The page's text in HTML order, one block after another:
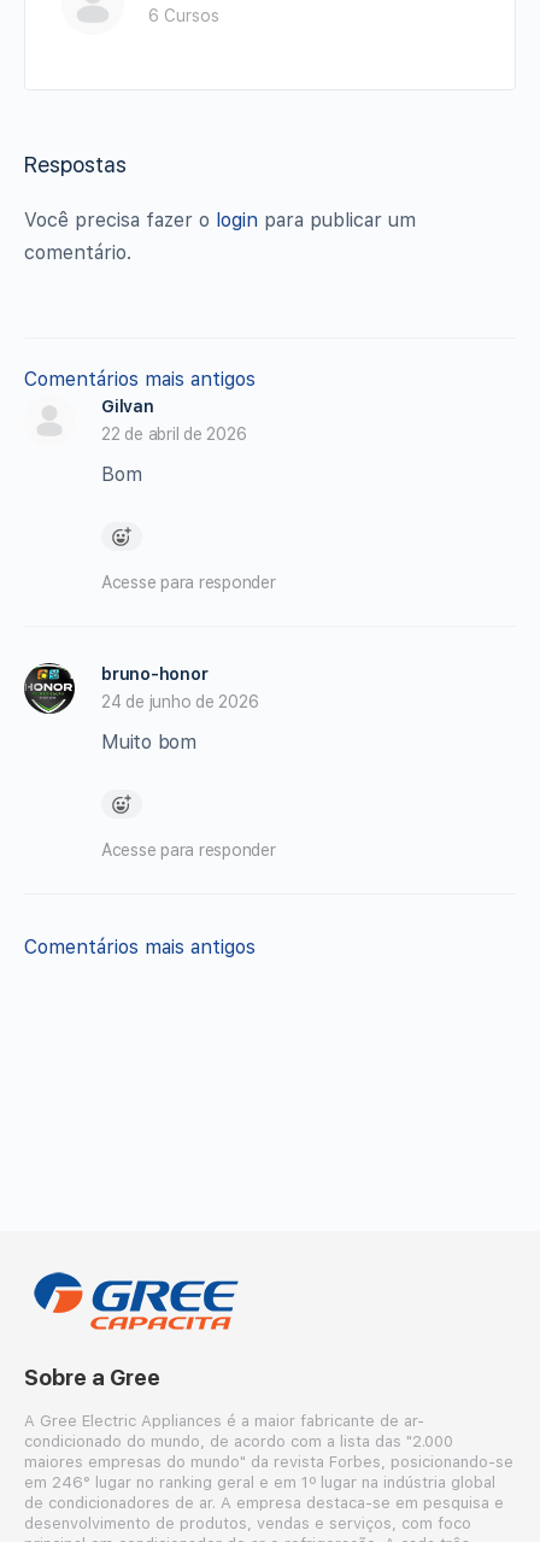
6 Cursos
Respostas
Você precisa fazer o login para publicar um
comentário.
Navegação
de
Comentários mais antigos
Gilvan
22 de abril de 2026
Bom
Acesse para responder
bruno-honor
24 de junho de 2026
Muito bom
Acesse para responder
Navegação
Comentários mais antigos
Sobre a Gree
A Gree Electric Appliances é a maior fabricante de ar-
condicionado do mundo, de acordo com a lista das "2.000
maiores empresas do mundo" da revista Forbes, posicionando-se
em 246° lugar no ranking geral e em 1º lugar na indústria global
de condicionadores de ar. A empresa destaca-se em pesquisa e
desenvolvimento de produtos, vendas e serviços, com foco